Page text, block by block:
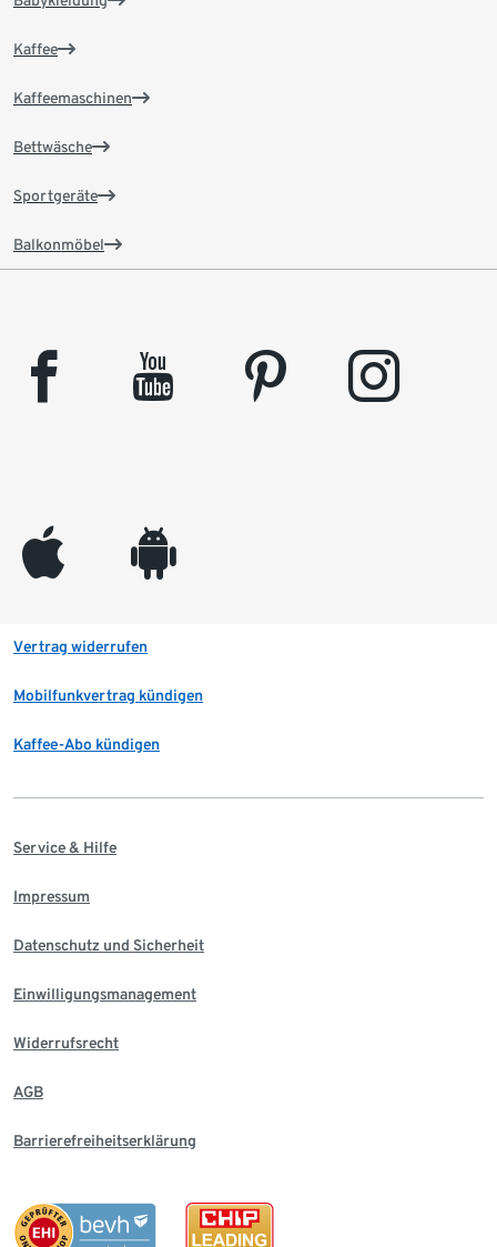
Kaffee
Kaffeemaschinen
Bettwäsche
Sportgeräte
Balkonmöbel
facebook youtube pinterest instagram
appleinc android
Vertrag widerrufen
Mobilfunkvertrag kündigen
Kaffee-Abo kündigen
Service & Hilfe
Impressum
Datenschutz und Sicherheit
Einwilligungsmanagement
Widerrufsrecht
AGB
Barrierefreiheitserklärung